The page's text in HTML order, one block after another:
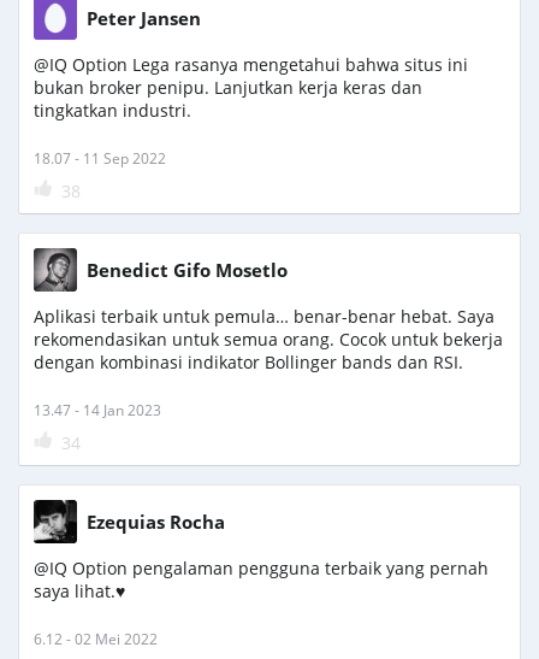
Peter Jansen
@IQ Option Lega rasanya mengetahui bahwa situs ini
bukan broker penipu. Lanjutkan kerja keras dan
tingkatkan industri.
18.07 - 11 Sep 2022
38
Benedict Gifo Mosetlo
Aplikasi terbaik untuk pemula… benar-benar hebat. Saya
rekomendasikan untuk semua orang. Cocok untuk bekerja
dengan kombinasi indikator Bollinger bands dan RSI.
13.47 - 14 Jan 2023
34
Ezequias Rocha
@IQ Option pengalaman pengguna terbaik yang pernah
saya lihat.♥️
6.12 - 02 Mei 2022